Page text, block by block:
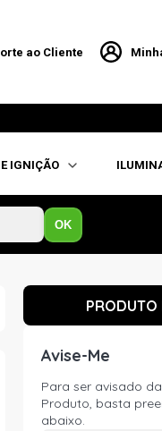
ao Cliente
IGNIÇÃO
OK
PRODUTO
Avise-Me
Para ser avisado
Produto, basta
abaixo.